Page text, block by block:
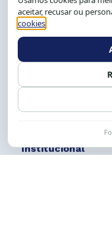
Tel.: (71) 2104-
Siga nossas
Institucional